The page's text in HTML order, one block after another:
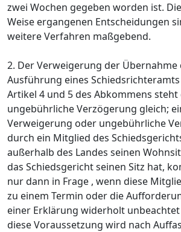
zwei Wochen gegeben worden ist.
Weise ergangenen Entscheidungen
weitere Verfahren maßgebend.
2. Der Verweigerung der
Ausführung eines
Artikel 4 und 5 des Abkommens steht
ungebührliche Verzögerung gleich;
Verweigerung oder ungebührliche
durch ein Mitglied des
außerhalb des Landes seinen
das Schiedsgericht seinen Sitz hat,
nur dann in Frage , wenn diese
zu einem Termin oder die
einer Erklärung widerholt unbeachtet
diese Voraussetzung wird nach